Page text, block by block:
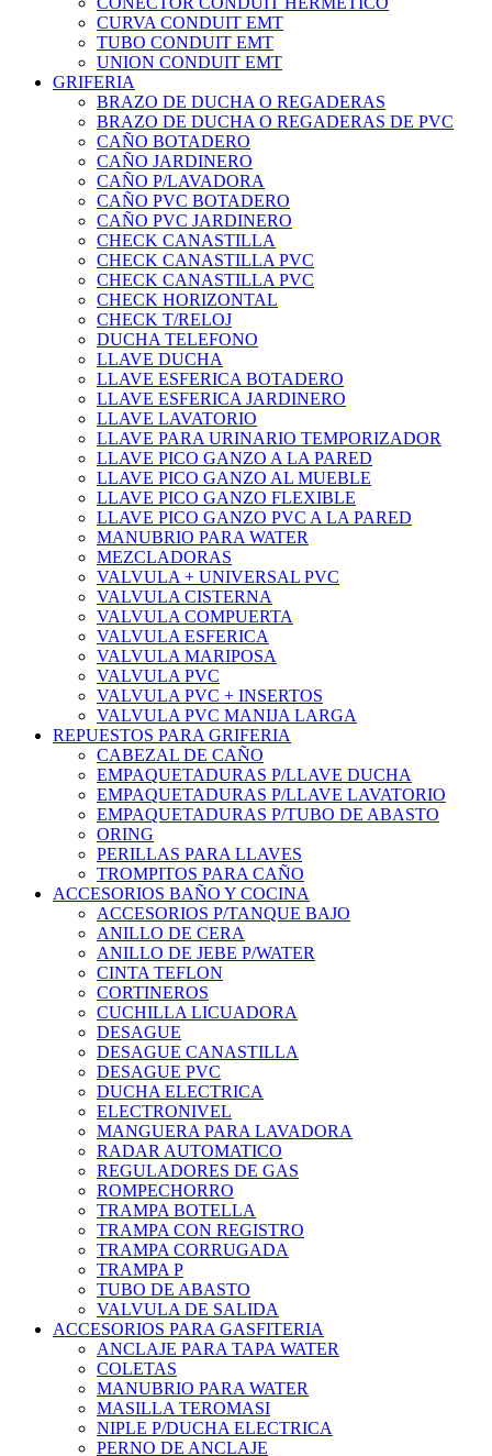
CURVA CONDUIT EMT
TUBO CONDUIT EMT
UNION CONDUIT EMT
GRIFERIA
BRAZO DE DUCHA O REGADERAS
BRAZO DE DUCHA O REGADERAS DE PVC
CAÑO BOTADERO
CAÑO JARDINERO
CAÑO P/LAVADORA
CAÑO PVC BOTADERO
CAÑO PVC JARDINERO
CHECK CANASTILLA
CHECK CANASTILLA PVC
CHECK CANASTILLA PVC
CHECK HORIZONTAL
CHECK T/RELOJ
DUCHA TELEFONO
LLAVE DUCHA
LLAVE ESFERICA BOTADERO
LLAVE ESFERICA JARDINERO
LLAVE LAVATORIO
LLAVE PARA URINARIO TEMPORIZADOR
LLAVE PICO GANZO A LA PARED
LLAVE PICO GANZO AL MUEBLE
LLAVE PICO GANZO FLEXIBLE
LLAVE PICO GANZO PVC A LA PARED
MANUBRIO PARA WATER
MEZCLADORAS
VALVULA + UNIVERSAL PVC
VALVULA CISTERNA
VALVULA COMPUERTA
VALVULA ESFERICA
VALVULA MARIPOSA
VALVULA PVC
VALVULA PVC + INSERTOS
VALVULA PVC MANIJA LARGA
REPUESTOS PARA GRIFERIA
CABEZAL DE CAÑO
EMPAQUETADURAS P/LLAVE DUCHA
EMPAQUETADURAS P/LLAVE LAVATORIO
EMPAQUETADURAS P/TUBO DE ABASTO
ORING
PERILLAS PARA LLAVES
TROMPITOS PARA CAÑO
ACCESORIOS BAÑO Y COCINA
ACCESORIOS P/TANQUE BAJO
ANILLO DE CERA
ANILLO DE JEBE P/WATER
CINTA TEFLON
CORTINEROS
CUCHILLA LICUADORA
DESAGUE
DESAGUE CANASTILLA
DESAGUE PVC
DUCHA ELECTRICA
ELECTRONIVEL
MANGUERA PARA LAVADORA
RADAR AUTOMATICO
REGULADORES DE GAS
ROMPECHORRO
TRAMPA BOTELLA
TRAMPA CON REGISTRO
TRAMPA CORRUGADA
TRAMPA P
TUBO DE ABASTO
VALVULA DE SALIDA
ACCESORIOS PARA GASFITERIA
ANCLAJE PARA TAPA WATER
COLETAS
MANUBRIO PARA WATER
MASILLA TEROMASI
NIPLE P/DUCHA ELECTRICA
PERNO DE ANCLAJE